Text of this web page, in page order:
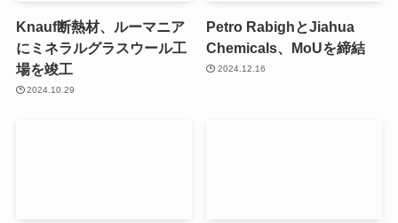
Knauf断熱材、ルーマニア
にミネラルグラスウール工
場を竣工
2024.10.29
Petro RabighとJiahua
Chemicals、MoUを締結
2024.12.16